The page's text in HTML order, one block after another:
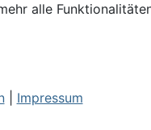
alle
| Impressum